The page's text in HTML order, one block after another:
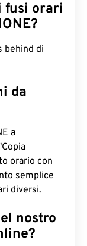
fusi orari
behind di
da
a
orario con
semplice
diversi.
nostro